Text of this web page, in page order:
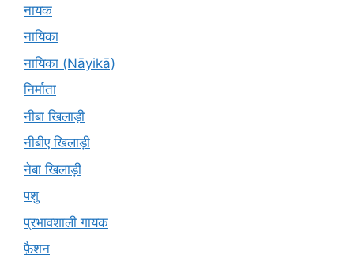
नायक
नायिका
नायिका (Nāyikā)
निर्माता
नीबा खिलाड़ी
नीबीए खिलाड़ी
नेबा खिलाड़ी
पशु
प्रभावशाली गायक
फ़ैशन